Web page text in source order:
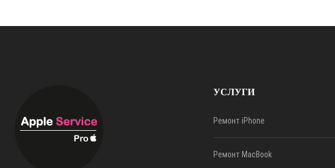
УСЛУГИ
Ремонт iPhone
Ремонт MacBook